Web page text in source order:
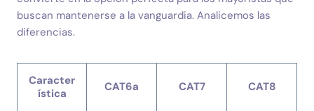
buscan mantenerse a la vanguardia. Analicemos las
diferencias.
Caracter
ística
CAT6a CAT7 CAT8